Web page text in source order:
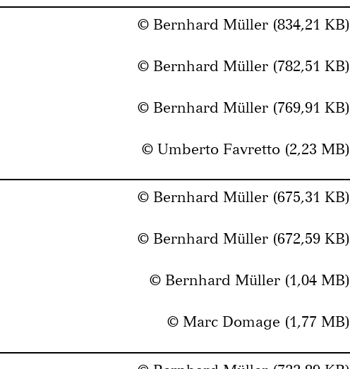
© Bernhard Müller (834,21 KB)
© Bernhard Müller (782,51 KB)
© Bernhard Müller (769,91 KB)
© Umberto Favretto (2,23 MB)
© Bernhard Müller (675,31 KB)
© Bernhard Müller (672,59 KB)
© Bernhard Müller (1,04 MB)
© Marc Domage (1,77 MB)